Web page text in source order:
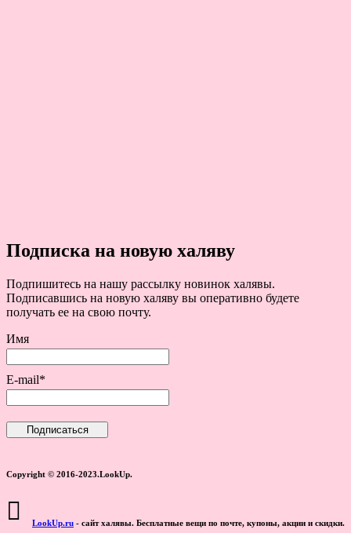
Подписка на новую халяву
Подпишитесь на нашу рассылку новинок халявы.
Подписавшись на новую халяву вы оперативно будете
получать ее на свою почту.
Имя
E-mail*
Copyright © 2016-2023.LookUp.
LookUp.ru - сайт халявы. Бесплатные вещи по почте, купоны, акции и скидки.